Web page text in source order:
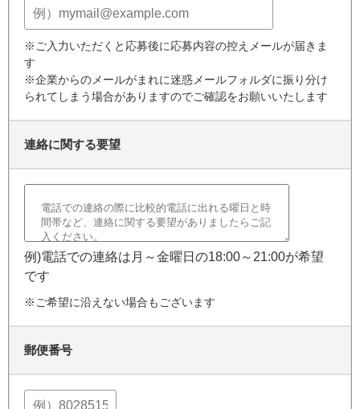
※ご入力いただくと応募後に応募内容の控えメールが届きま
す
※企業からのメールがまれに迷惑メールフォルダに振り分け
られてしまう場合がありますのでご確認をお願いいたします
連絡に関する要望
例)電話での連絡は月～金曜日の18:00～21:00が希望
です
※ご希望に沿えない場合もございます
郵便番号